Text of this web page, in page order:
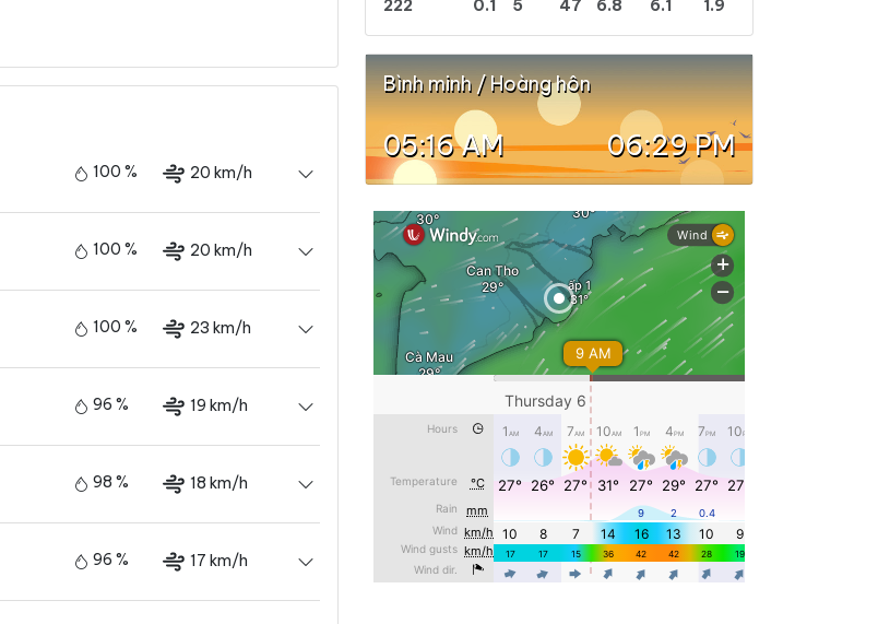
100 % 20 km/h
100 % 20 km/h
100 % 23 km/h
96 % 19 km/h
98 % 18 km/h
96 % 17 km/h
222
0.1
5 47 6.8 6.1 1.9
Bình minh / Hoàng hôn
05:16 AM 06:29 PM